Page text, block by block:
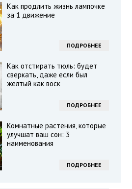
Как продлить жизнь лампочке
за 1 движение
ПОДРОБНЕЕ
Как отстирать тюль: будет
сверкать, даже если был
желтый как воск
ПОДРОБНЕЕ
Комнатные растения, которые
улучшат ваш сон: 3
наименования
ПОДРОБНЕЕ